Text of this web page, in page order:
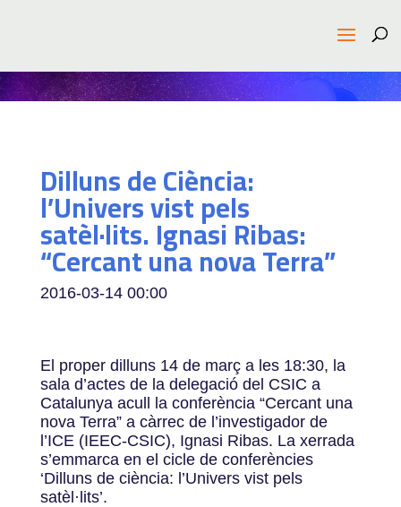
Dilluns de Ciència:
l’Univers vist pels
satèl·lits. Ignasi Ribas:
“Cercant una nova Terra”
2016-03-14 00:00
El proper dilluns 14 de març a les 18:30, la
sala d’actes de la delegació del CSIC a
Catalunya acull la conferència “Cercant una
nova Terra” a càrrec de l’investigador de
l’ICE (IEEC-CSIC), Ignasi Ribas. La xerrada
s’emmarca en el cicle de conferències
‘Dilluns de ciència: l’Univers vist pels
satèl·lits’.